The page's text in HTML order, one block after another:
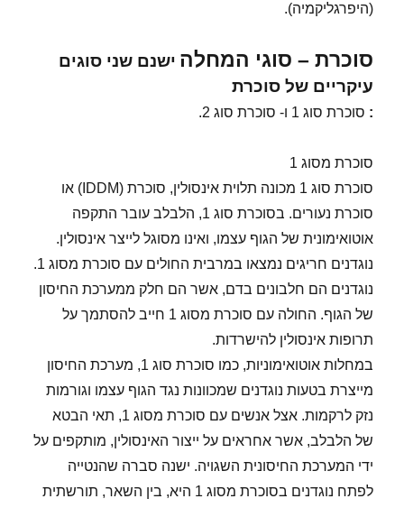
(היפרגליקמיה).
סוכרת – סוגי המחלה ישנם שני סוגים
עיקריים של סוכרת
: סוכרת סוג 1 ו- סוכרת סוג 2.
סוכרת מסוג 1
סוכרת סוג 1 מכונה תלוית אינסולין, סוכרת (IDDM) או
סוכרת נעורים. בסוכרת סוג 1, הלבלב עובר התקפה
אוטואימונית של הגוף עצמו, ואינו מסוגל לייצר אינסולין.
נוגדנים חריגים נמצאו במרבית החולים עם סוכרת מסוג 1.
נוגדנים הם חלבונים בדם, אשר הם חלק ממערכת החיסון
של הגוף. החולה עם סוכרת מסוג 1 חייב להסתמך על
תרופות אינסולין להישרדות.
במחלות אוטואימוניות, כמו סוכרת סוג 1, מערכת החיסון
מייצרת בטעות נוגדנים שמכוונות נגד הגוף עצמו וגורמות
נזק לרקמות. אצל אנשים עם סוכרת מסוג 1, תאי הבטא
של הלבלב, אשר אחראים על ייצור האינסולין, מותקפים על
ידי המערכת החיסונית השגויה. ישנה סברה שהנטייה
לפתח נוגדנים בסוכרת מסוג 1 היא, בין השאר, תורשתית